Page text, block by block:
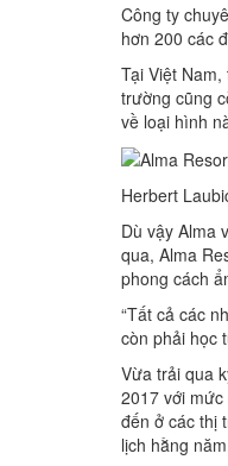
Công ty
hơn 200 các
Tại Việt
trường cũng
về loại hình
Herbert
Dù vậy Alma
qua, Alma
phong cách
“Tất cả các
còn phải học
Vừa trải qua
2017 với
đến ở các thị
lịch hằng